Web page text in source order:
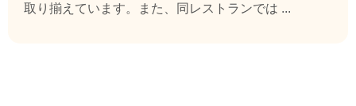
取り揃えています。また、同レストランでは ...